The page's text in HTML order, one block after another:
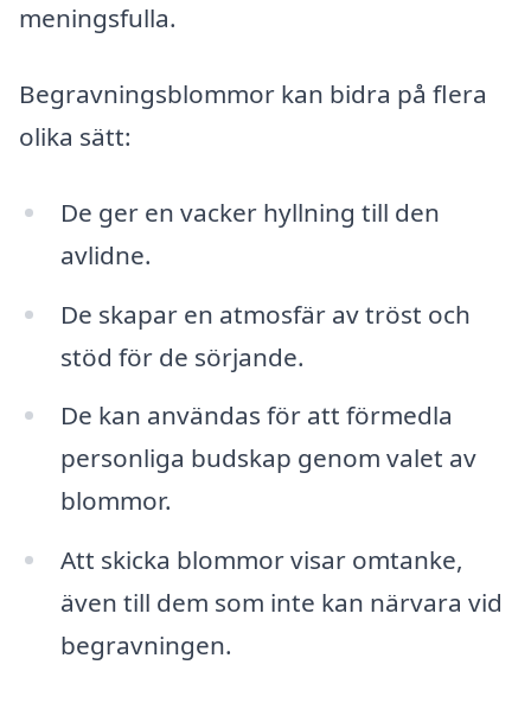
meningsfulla.
Begravningsblommor kan bidra på flera
olika sätt:
De ger en vacker hyllning till den
avlidne.
De skapar en atmosfär av tröst och
stöd för de sörjande.
De kan användas för att förmedla
personliga budskap genom valet av
blommor.
Att skicka blommor visar omtanke,
även till dem som inte kan närvara vid
begravningen.